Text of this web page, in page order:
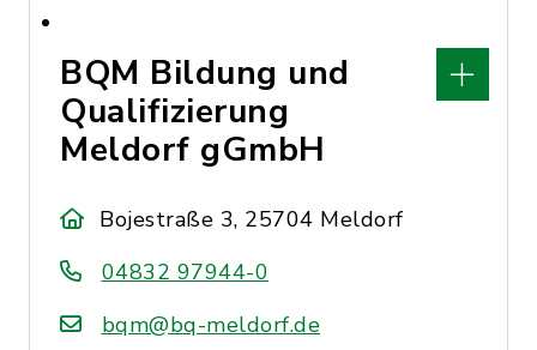
BQM Bildung und
Qualifizierung
Meldorf gGmbH
Bojestraße 3, 25704 Meldorf
04832 97944-0
bqm@bq-meldorf.de